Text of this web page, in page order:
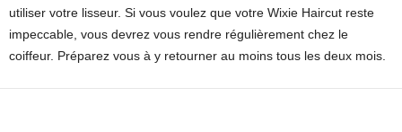
utiliser votre lisseur. Si vous voulez que votre Wixie Haircut reste
impeccable, vous devrez vous rendre régulièrement chez le
coiffeur. Préparez vous à y retourner au moins tous les deux mois.